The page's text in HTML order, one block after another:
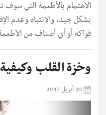
الاهتمام بالأطعمة التي سوف
بشكل جيد، والانتباه وعدم
فواكه أو أي أصناف من
وخزة القلب
30 أبريل 2017